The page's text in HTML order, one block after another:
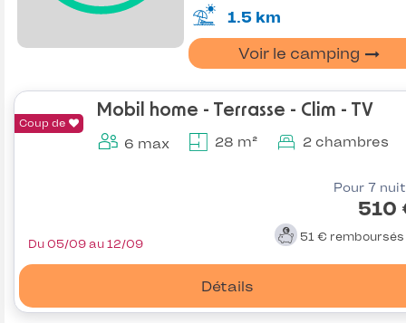
1.5 km
Voir le camping
Coup de
Mobil home - Terrasse - Clim - TV
6 max 28 m² 2 chambres
Pour 7
510
51 € remboursés
Détails
Du 05/09 au 12/09